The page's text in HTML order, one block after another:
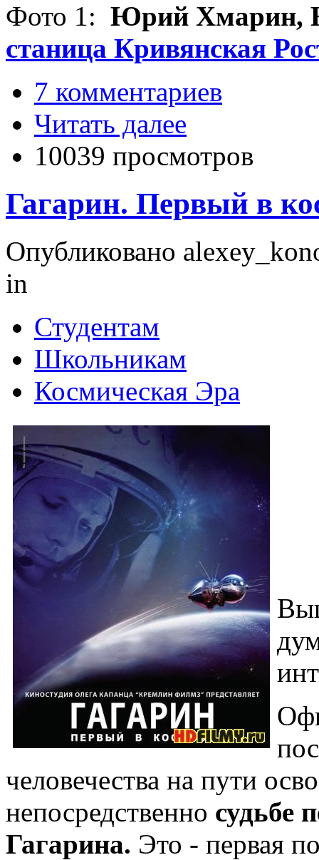
Фото 1: Юрий Хмарин,
станица Кривянская
7 комментариев
Читать далее
10039 просмотров
Гагарин. Первый в
Опубликовано
in
Студентам
Школьникам
Космическая Эра
человечества на пути
непосредственно судьбе
Гагарина. Это - первая